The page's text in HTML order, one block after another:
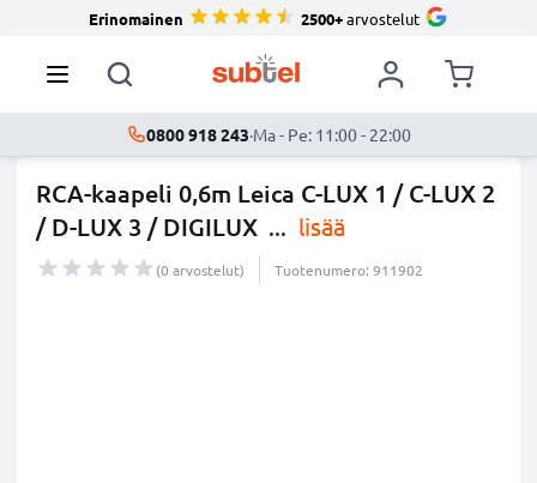
Erinomainen 2500+arvostelut
0800 918 243·Ma - Pe: 11:00 - 22:00
RCA-kaapeli 0,6m Leica C-LUX 1 / C-LUX 2
/ D-LUX 3 / DIGILUX ... lisää
(0 arvostelut) Tuotenumero: 911902